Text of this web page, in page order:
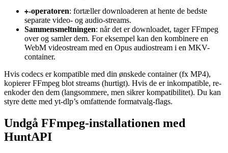
+-operatoren: fortæller downloaderen at hente de bedste
separate video- og audio-streams.
Sammensmeltningen: når det er downloadet, tager FFmpeg
over og samler dem. For eksempel kan den kombinere en
WebM videostream med en Opus audiostream i en MKV-
container.
Hvis codecs er kompatible med din ønskede container (fx MP4),
kopierer FFmpeg blot streams (hurtigt). Hvis de er inkompatible, re-
enkoder den dem (langsommere, men sikrer kompatibilitet). Du kan
styre dette med yt-dlp’s omfattende formatvalg-flags.
Undgå FFmpeg-installationen med
HuntAPI